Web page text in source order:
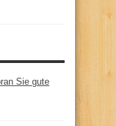
Sie gute